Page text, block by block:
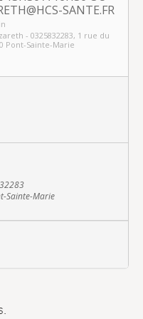
SANTE.FR
- 0325832283, 1 rue du
Pont-Sainte-Marie
Sainte-Marie